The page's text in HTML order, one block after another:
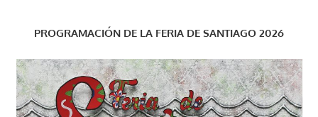
PROGRAMACIÓN DE LA FERIA DE SANTIAGO 2026